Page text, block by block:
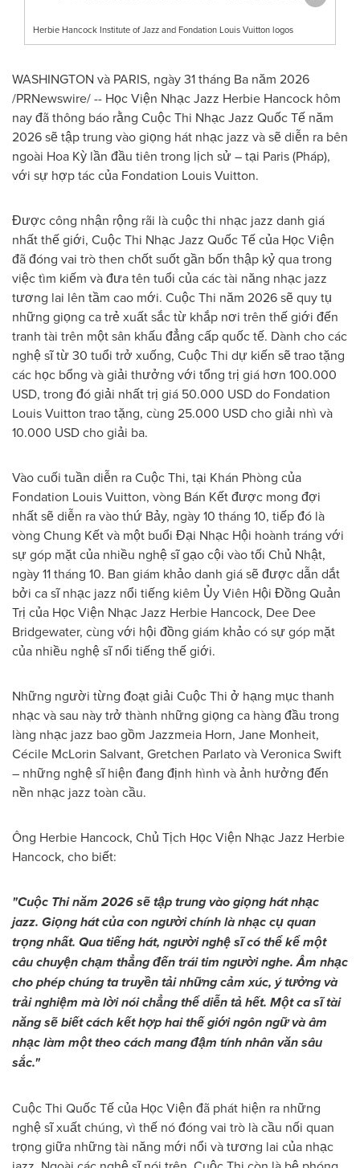
Herbie Hancock Institute of Jazz and Fondation Louis Vuitton logos
WASHINGTON và PARIS, ngày 31 tháng Ba năm 2026
/PRNewswire/ -- Học Viện Nhạc Jazz Herbie Hancock hôm
nay đã thông báo rằng Cuộc Thi Nhạc Jazz Quốc Tế năm
2026 sẽ tập trung vào giọng hát nhạc jazz và sẽ diễn ra bên
ngoài Hoa Kỳ lần đầu tiên trong lịch sử – tại Paris (Pháp),
với sự hợp tác của Fondation Louis Vuitton.
Được công nhận rộng rãi là cuộc thi nhạc jazz danh giá
nhất thế giới, Cuộc Thi Nhạc Jazz Quốc Tế của Học Viện
đã đóng vai trò then chốt suốt gần bốn thập kỷ qua trong
việc tìm kiếm và đưa tên tuổi của các tài năng nhạc jazz
tương lai lên tầm cao mới. Cuộc Thi năm 2026 sẽ quy tụ
những giọng ca trẻ xuất sắc từ khắp nơi trên thế giới đến
tranh tài trên một sân khấu đẳng cấp quốc tế. Dành cho các
nghệ sĩ từ 30 tuổi trở xuống, Cuộc Thi dự kiến sẽ trao tặng
các học bổng và giải thưởng với tổng trị giá hơn 100.000
USD, trong đó giải nhất trị giá 50.000 USD do Fondation
Louis Vuitton trao tặng, cùng 25.000 USD cho giải nhì và
10.000 USD cho giải ba.
Vào cuối tuần diễn ra Cuộc Thi, tại Khán Phòng của
Fondation Louis Vuitton, vòng Bán Kết được mong đợi
nhất sẽ diễn ra vào thứ Bảy, ngày 10 tháng 10, tiếp đó là
vòng Chung Kết và một buổi Đại Nhạc Hội hoành tráng với
sự góp mặt của nhiều nghệ sĩ gạo cội vào tối Chủ Nhật,
ngày 11 tháng 10. Ban giám khảo danh giá sẽ được dẫn dắt
bởi ca sĩ nhạc jazz nổi tiếng kiêm Ủy Viên Hội Đồng Quản
Trị của Học Viện Nhạc Jazz Herbie Hancock, Dee Dee
Bridgewater, cùng với hội đồng giám khảo có sự góp mặt
của nhiều nghệ sĩ nổi tiếng thế giới.
Những người từng đoạt giải Cuộc Thi ở hạng mục thanh
nhạc và sau này trở thành những giọng ca hàng đầu trong
làng nhạc jazz bao gồm Jazzmeia Horn, Jane Monheit,
Cécile McLorin Salvant, Gretchen Parlato và Veronica Swift
– những nghệ sĩ hiện đang định hình và ảnh hưởng đến
nền nhạc jazz toàn cầu.
Ông Herbie Hancock, Chủ Tịch Học Viện Nhạc Jazz Herbie
Hancock, cho biết:
"Cuộc Thi năm 2026 sẽ tập trung vào giọng hát nhạc
jazz. Giọng hát của con người chính là nhạc cụ quan
trọng nhất. Qua tiếng hát, người nghệ sĩ có thể kể một
câu chuyện chạm thẳng đến trái tim người nghe. Âm nhạc
cho phép chúng ta truyền tải những cảm xúc, ý tưởng và
trải nghiệm mà lời nói chẳng thể diễn tả hết. Một ca sĩ tài
năng sẽ biết cách kết hợp hai thế giới ngôn ngữ và âm
nhạc làm một theo cách mang đậm tính nhân văn sâu
sắc."
Cuộc Thi Quốc Tế của Học Viện đã phát hiện ra những
nghệ sĩ xuất chúng, vì thế nó đóng vai trò là cầu nối quan
trọng giữa những tài năng mới nổi và tương lai của nhạc